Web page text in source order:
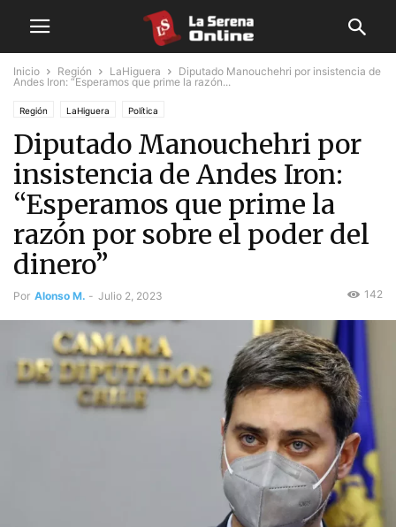
Inicio Región LaHiguera
Diputado Manouchehri por insistencia de
Andes Iron: “Esperamos que prime la razón...
Región LaHiguera Política
Diputado Manouchehri por
insistencia de Andes Iron:
“Esperamos que prime la
razón por sobre el poder del
dinero”
Por Alonso M. - Julio 2, 2023 142